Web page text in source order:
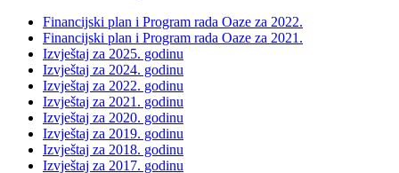
Financijski plan i Program rada Oaze za 2022.
Financijski plan i Program rada Oaze za 2021.
Izvještaj za 2025. godinu
Izvještaj za 2024. godinu
Izvještaj za 2022. godinu
Izvještaj za 2021. godinu
Izvještaj za 2020. godinu
Izvještaj za 2019. godinu
Izvještaj za 2018. godinu
Izvještaj za 2017. godinu